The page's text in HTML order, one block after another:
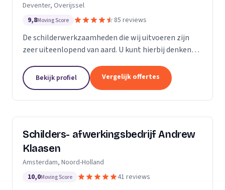
Deventer, Overijssel
9,8Moving Score 85 reviews
De schilderwerkzaamheden die wij uitvoeren zijn
zeer uiteenlopend van aard. U kunt hierbij denken
bedrijfspanden en overig onroerend goed. Het
maakt...
Bekijk profiel Vergelijk offertes
Schilders- afwerkingsbedrijf Andrew
Klaasen
Amsterdam, Noord-Holland
10,0Moving Score 41 reviews